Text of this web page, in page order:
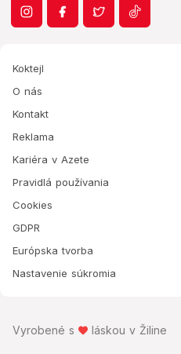
Koktejl
O nás
Kontakt
Reklama
Kariéra v Azete
Pravidlá používania
Cookies
GDPR
Európska tvorba
Nastavenie súkromia
Vyrobené s láskou v Žiline